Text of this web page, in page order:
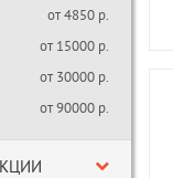
от 4850 р.
от 15000 р.
от 30000 р.
от 90000 р.